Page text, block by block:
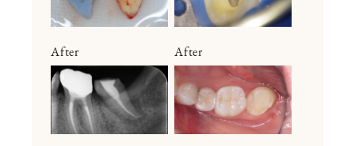
After After